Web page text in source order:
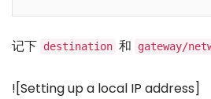
记下 destination 和 gateway/
![Setting up a local IP address]